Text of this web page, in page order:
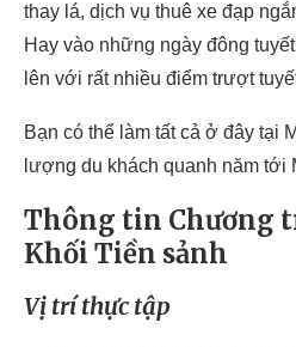
thay lá, dịch vụ thuê xe đạp
Hay vào những ngày đông
lên với rất nhiều điểm trượt
Bạn có thể làm tất cả ở đây tại
lượng du khách quanh năm tới
Thông tin Chương
Khối Tiền sảnh
Vị trí thực tập